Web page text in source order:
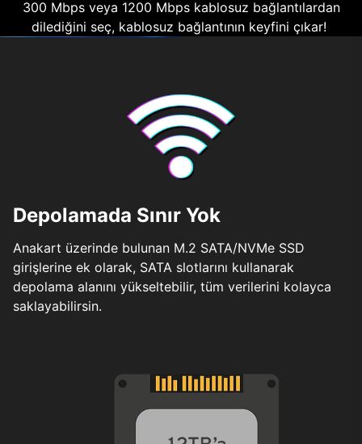
300 Mbps veya 1200 Mbps kablosuz bağlantılardan
dilediğini seç, kablosuz bağlantının keyfini çıkar!
Depolamada Sınır Yok
Anakart üzerinde bulunan M.2 SATA/NVMe SSD
girişlerine ek olarak, SATA slotlarını kullanarak
depolama alanını yükseltebilir, tüm verilerini kolayca
saklayabilirsin.